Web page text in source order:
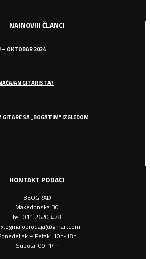
NAJNOVIJI ČLANCI
– OKTOBAR 2024
GITARISTA?
SA „BOGATIM“ IZGLEDOM
KONTAKT PODACI
BEOGRAD
Makedonska 30
tel: 011 2620 478
– Petak: 10h-18h
Subota: 09-14h